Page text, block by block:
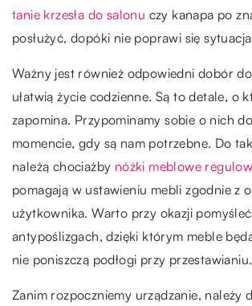
tanie krzesła do salonu czy kanapa po
posłużyć, dopóki nie poprawi się
Ważny jest również odpowiedni dobór
ułatwią życie codzienne. Są to detale, o
zapomina. Przypominamy sobie o nich
momencie, gdy są nam potrzebne. Do
należą chociażby nóżki meblowe
pomagają w ustawieniu mebli zgodnie z
użytkownika. Warto przy okazji
antypoślizgach, dzięki którym meble
nie poniszczą podłogi przy przestawianiu.
Zanim rozpoczniemy urządzanie, należy